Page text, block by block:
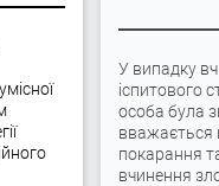
У випадку
іспитового
особа була
вважається
покарання
вчинення